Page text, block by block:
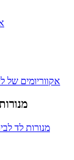
אקווריומים של
מנורות לד